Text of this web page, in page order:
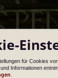
für Cookies
Informationen